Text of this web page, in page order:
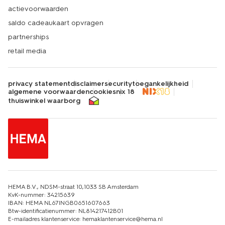
winkels. Zo heb jij binnen de kortste keren alles in huis
voor jouw kleintje. Echt HEMA.
actievoorwaarden
saldo cadeaukaart opvragen
partnerships
retail media
privacy statementdisclaimersecuritytoegankelijkheid
algemene voorwaardencookiesnix 18
thuiswinkel waarborg
HEMA B.V., NDSM-straat 10,1033 SB Amsterdam
KvK-nummer: 34215639
IBAN: HEMA NL67INGB0651607663
Btw-identificatienummer: NL814217412B01
E-mailadres klantenservice: hemaklantenservice@hema.nl